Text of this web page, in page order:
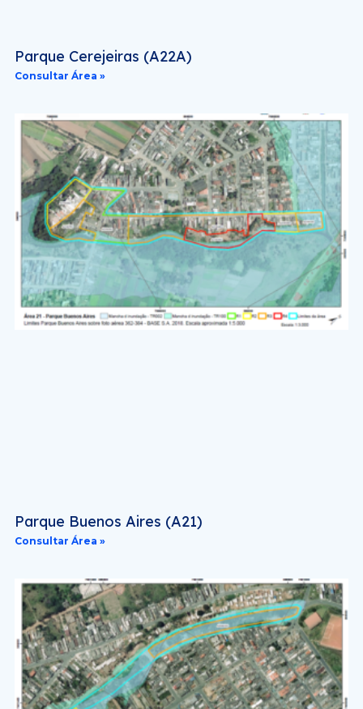
Parque Cerejeiras (A22A)
Consultar Área »
Parque Buenos Aires (A21)
Consultar Área »